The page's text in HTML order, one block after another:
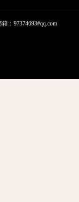
：97374693#qq.com